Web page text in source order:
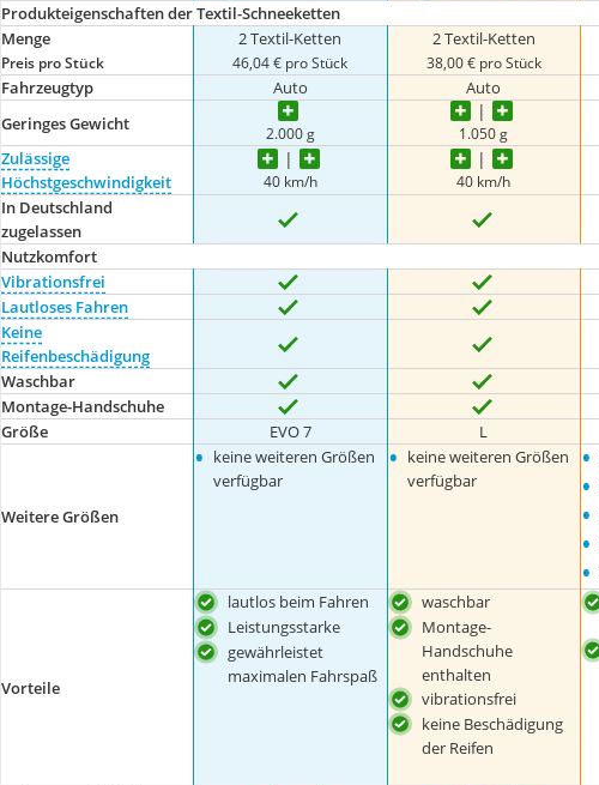
Produkteigenschaften der Textil-Schneeketten
Menge
Preis pro Stück
2 Textil-Ketten
46,04 € pro Stück
2 Textil-Ketten
38,00 € pro Stück
Fahrzeugtyp Auto Auto
Geringes Gewicht
2.000 g 1.050 g
Zulässige
Höchstgeschwindigkeit
40 km/h 40 km/h
In Deutschland
zugelassen
Nutzkomfort
Vibrationsfrei
Lautloses Fahren
Keine
Reifenbeschädigung
Waschbar
Montage-Handschuhe
Größe
EVO 7 L
Weitere Größen
• keine weiteren Größen
verfügbar
• keine weiteren Größen
verfügbar
•
•
•
•
•
Vorteile
lautlos beim Fahren
Leistungsstarke
gewährleistet
maximalen Fahrspaß
waschbar
Montage-
Handschuhe
enthalten
vibrationsfrei
keine Beschädigung
der Reifen